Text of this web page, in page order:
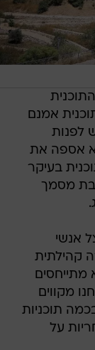
אמנם
לפנות
אספה את
בעיקר
מסמך
אנשי
קהילתית
מתייחסים
מקווים
תוכניות
על